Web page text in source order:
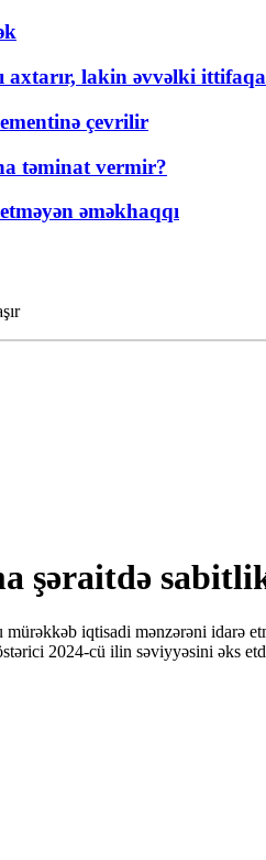
lakin əvvəlki ittifaqa
çevrilir
təminat vermir?
əməkhaqqı
şəraitdə
iqtisadi mənzərəni idarə
2024-cü ilin səviyyəsini əks